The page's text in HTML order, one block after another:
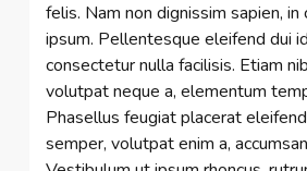
felis. Nam non dignissim sapien, in
ipsum. Pellentesque eleifend dui
consectetur nulla facilisis. Etiam
volutpat neque a, elementum
Phasellus feugiat placerat
semper, volutpat enim a,